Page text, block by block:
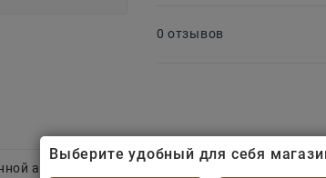
0 отзывов
атмосферы.
Насыщенная начинка из
Выберите удобный для себя